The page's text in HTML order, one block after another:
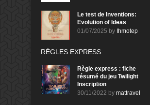
Le test de Inventions:
Evolution of Ideas
01/07/2025 by Ihmotep
RÈGLES EXPRESS
Règle express : fiche
résumé du jeu Twilight
Inscription
30/11/2022 by mattravel